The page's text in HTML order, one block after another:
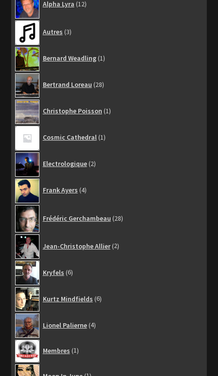
Alpha Lyra 12produits
Autres 3produits
Bernard Weadling 1produit
Bertrand Loreau 28produits
Christophe Poisson 1produit
Cosmic Cathedral 1produit
Electrologique 2produits
Frank Ayers 4produits
Frédéric Gerchambeau 28produits
Jean-Christophe Allier 2produits
Kryfels 6produits
Kurtz Mindfields 6produits
Lionel Palierne 4produits
Membres 1
produit